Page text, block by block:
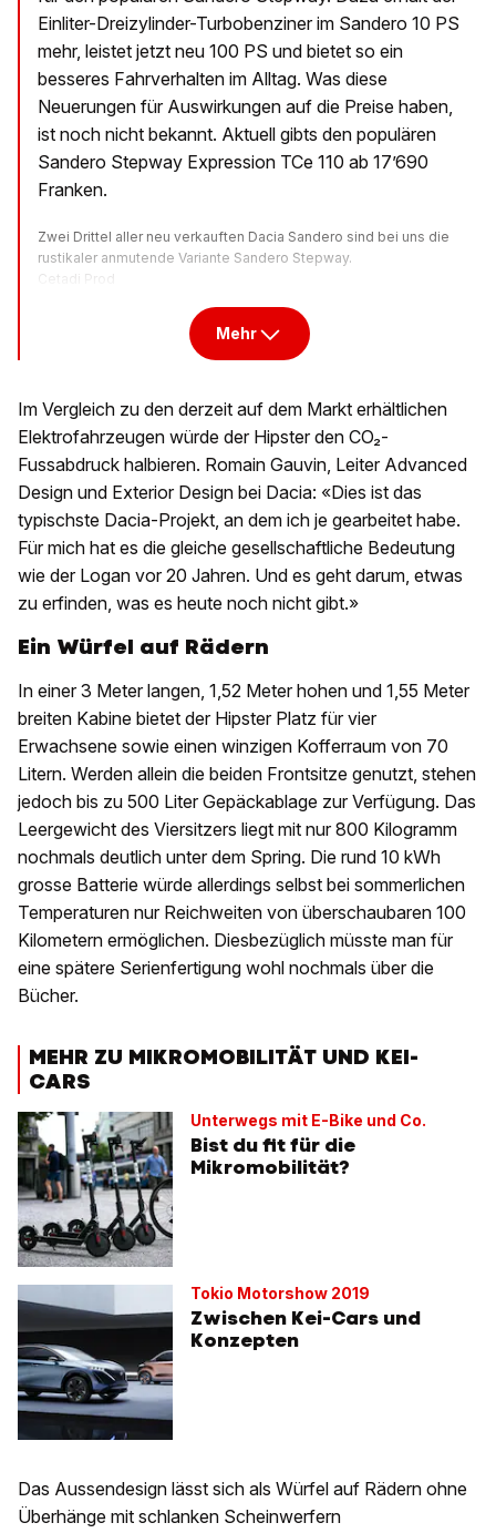
Einliter-Dreizylinder-Turbobenziner im Sandero 10 PS
mehr, leistet jetzt neu 100 PS und bietet so ein
besseres Fahrverhalten im Alltag. Was diese
Neuerungen für Auswirkungen auf die Preise haben,
ist noch nicht bekannt. Aktuell gibts den populären
Sandero Stepway Expression TCe 110 ab 17’690
Franken.
Zwei Drittel aller neu verkauften Dacia Sandero sind bei uns die
rustikaler anmutende Variante Sandero Stepway.
Cetadi Prod
Mehr
Im Vergleich zu den derzeit auf dem Markt erhältlichen
Elektrofahrzeugen würde der Hipster den CO₂-
Fussabdruck halbieren. Romain Gauvin, Leiter Advanced
Design und Exterior Design bei Dacia: «Dies ist das
typischste Dacia-Projekt, an dem ich je gearbeitet habe.
Für mich hat es die gleiche gesellschaftliche Bedeutung
wie der Logan vor 20 Jahren. Und es geht darum, etwas
zu erfinden, was es heute noch nicht gibt.»
Ein Würfel auf Rädern
In einer 3 Meter langen, 1,52 Meter hohen und 1,55 Meter
breiten Kabine bietet der Hipster Platz für vier
Erwachsene sowie einen winzigen Kofferraum von 70
Litern. Werden allein die beiden Frontsitze genutzt, stehen
jedoch bis zu 500 Liter Gepäckablage zur Verfügung. Das
Leergewicht des Viersitzers liegt mit nur 800 Kilogramm
nochmals deutlich unter dem Spring. Die rund 10 kWh
grosse Batterie würde allerdings selbst bei sommerlichen
Temperaturen nur Reichweiten von überschaubaren 100
Kilometern ermöglichen. Diesbezüglich müsste man für
eine spätere Serienfertigung wohl nochmals über die
Bücher.
MEHR ZU MIKROMOBILITÄT UND KEI-
CARS
Unterwegs mit E-Bike und Co.
Bist du fit für die
Mikromobilität?
Tokio Motorshow 2019
Zwischen Kei-Cars und
Konzepten
Das Aussendesign lässt sich als Würfel auf Rädern ohne
Überhänge mit schlanken Scheinwerfern